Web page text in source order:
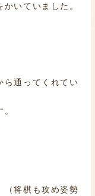
いていました。
ら通ってくれてい
将棋も攻め姿勢